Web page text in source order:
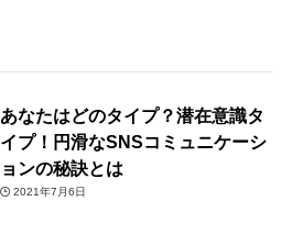
あなたはどのタイプ？潜在意識タ
イプ！円滑なSNSコミュニケーシ
ョンの秘訣とは
2021年7月6日